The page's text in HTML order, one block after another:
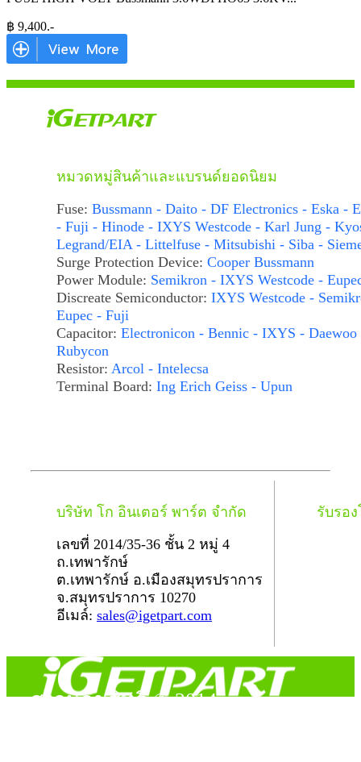
฿ 9,400.-
หมวดหมู่สินค้าและแบรนด์ยอดนิยม
Fuse: Bussmann - Daito - DF Electronics - Eska -
- Fuji - Hinode - IXYS Westcode - Karl Jung -
Legrand/EIA - Littelfuse - Mitsubishi - Siba -
Surge Protection Device: Cooper Bussmann
Power Module: Semikron - IXYS Westcode -
Discreate Semiconductor: IXYS Westcode -
Eupec - Fuji
Capacitor: Electronicon - Bennic - IXYS - Daewoo
Rubycon
Resistor: Arcol - Intelecsa
Terminal Board: Ing Erich Geiss - Upun
บริษัท โก อินเตอร์ พาร์ต จำกัด
เลขที่ 2014/35-36 ชั้น 2 หมู่ 4
ถ.เทพารักษ์
ต.เทพารักษ์ อ.เมืองสมุทรปราการ
จ.สมุทรปราการ 10270
อีเมล์: sales@igetpart.com
รับรอ
สงวนลิขสิทธิ์ © 2014